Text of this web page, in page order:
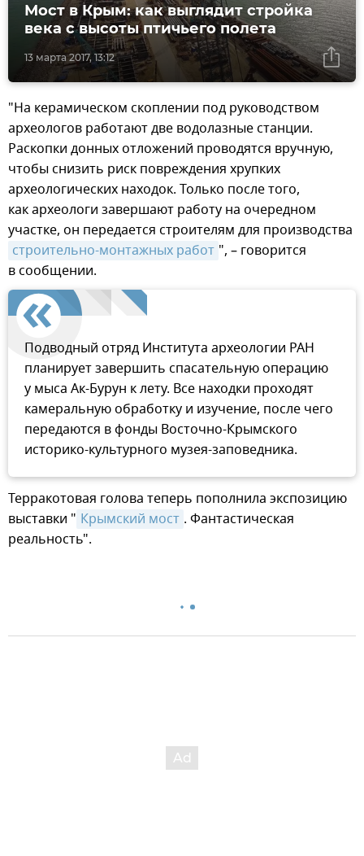
13 марта 2017, 13:12
Мост в Крым: как выглядит стройка
века с высоты птичьего полета
"На керамическом скоплении под руководством
археологов работают две водолазные станции.
Раскопки донных отложений проводятся вручную,
чтобы снизить риск повреждения хрупких
археологических находок. Только после того,
как археологи завершают работу на очередном
участке, он передается строителям для производства
строительно-монтажных работ ", – говорится
в сообщении.
Подводный отряд Института археологии РАН
планирует завершить спасательную операцию
у мыса Ак-Бурун к лету. Все находки проходят
камеральную обработку и изучение, после чего
передаются в фонды Восточно-Крымского
историко-культурного музея-заповедника.
Терракотовая голова теперь пополнила экспозицию
выставки " Крымский мост . Фантастическая
реальность".